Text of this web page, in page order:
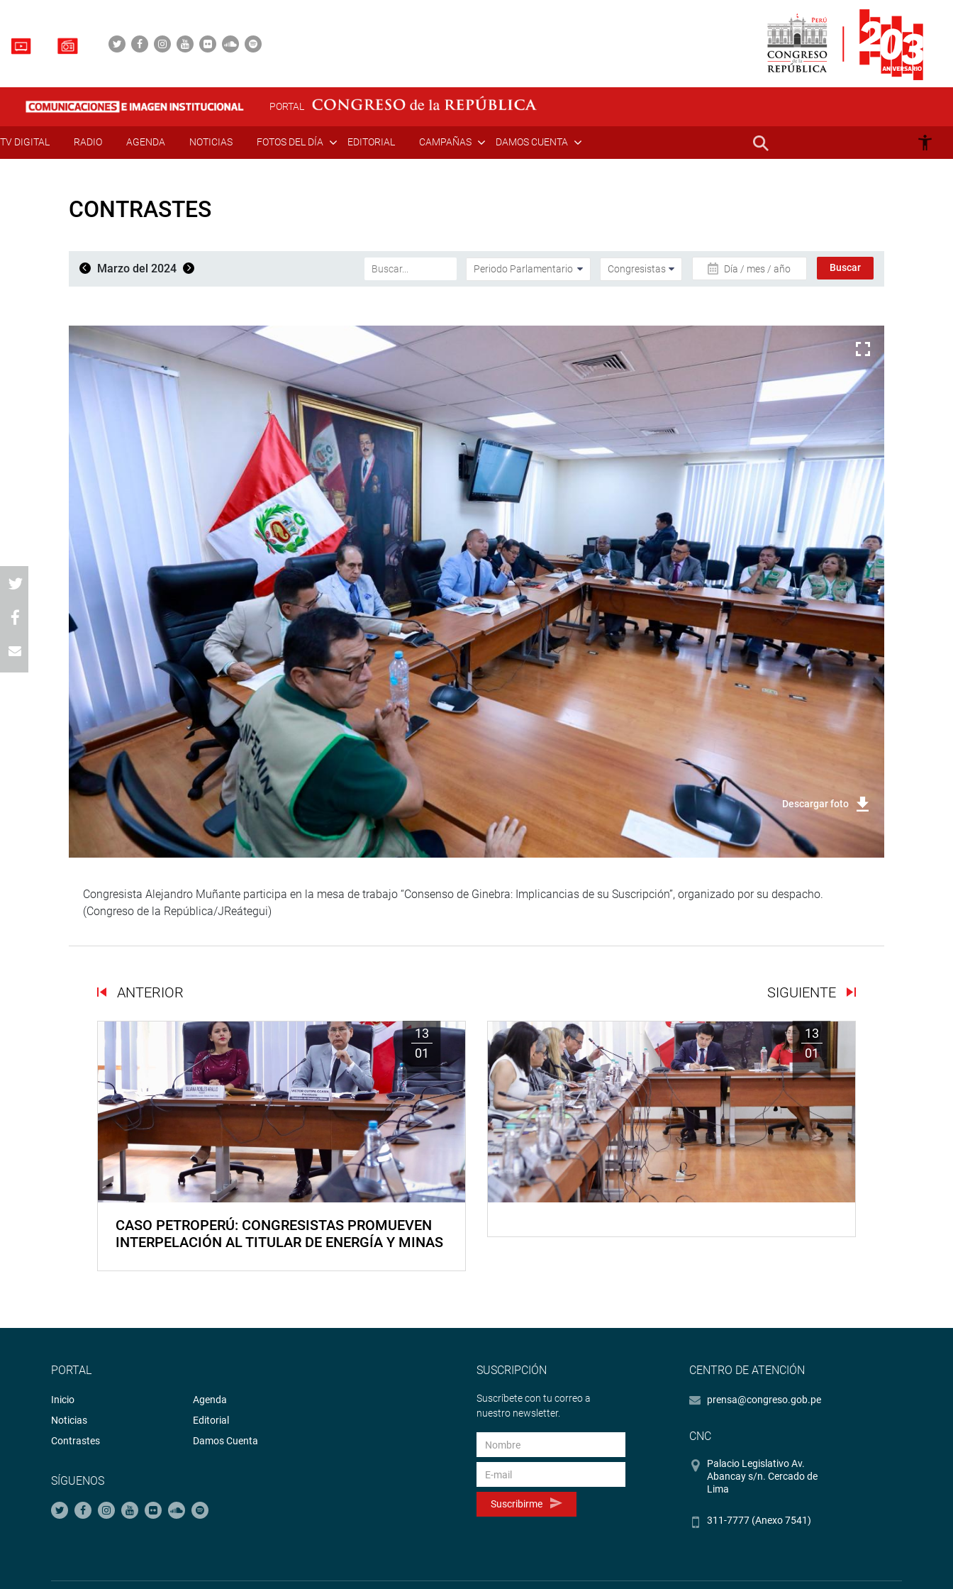
PORTAL
TV DIGITAL RADIO AGENDA NOTICIAS FOTOS DEL DÍA EDITORIAL CAMPAÑAS DAMOS CUENTA
CONTRASTES
Marzo del 2024 Día / mes / año
Descargar foto
Congresista Alejandro Muñante participa en la mesa de trabajo “Consenso de Ginebra: Implicancias de su Suscripción”, organizado por su despacho.
(Congreso de la República/JReátegui)
ANTERIOR SIGUIENTE
13
01
CASO PETROPERÚ: CONGRESISTAS PROMUEVEN
INTERPELACIÓN AL TITULAR DE ENERGÍA Y MINAS
13
01
PORTAL
Inicio
Noticias
Contrastes
Agenda
Editorial
Damos Cuenta
SÍGUENOS
SUSCRIPCIÓN
Suscríbete con tu correo a
nuestro newsletter.
Suscribirme
CENTRO DE ATENCIÓN
prensa@congreso.gob.pe
CNC
Palacio Legislativo Av.
Abancay s/n. Cercado de
Lima
311-7777 (Anexo 7541)